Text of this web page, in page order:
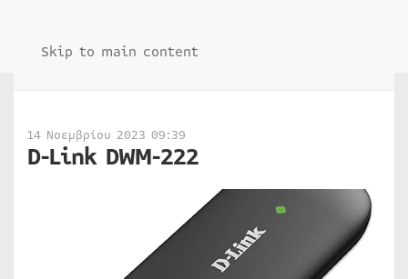
Skip to main content
14 Νοεμβρίου 2023 09:39
D-Link DWM-222